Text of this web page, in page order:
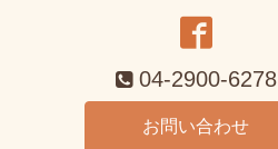
04-2900-6278
お問い合わせ